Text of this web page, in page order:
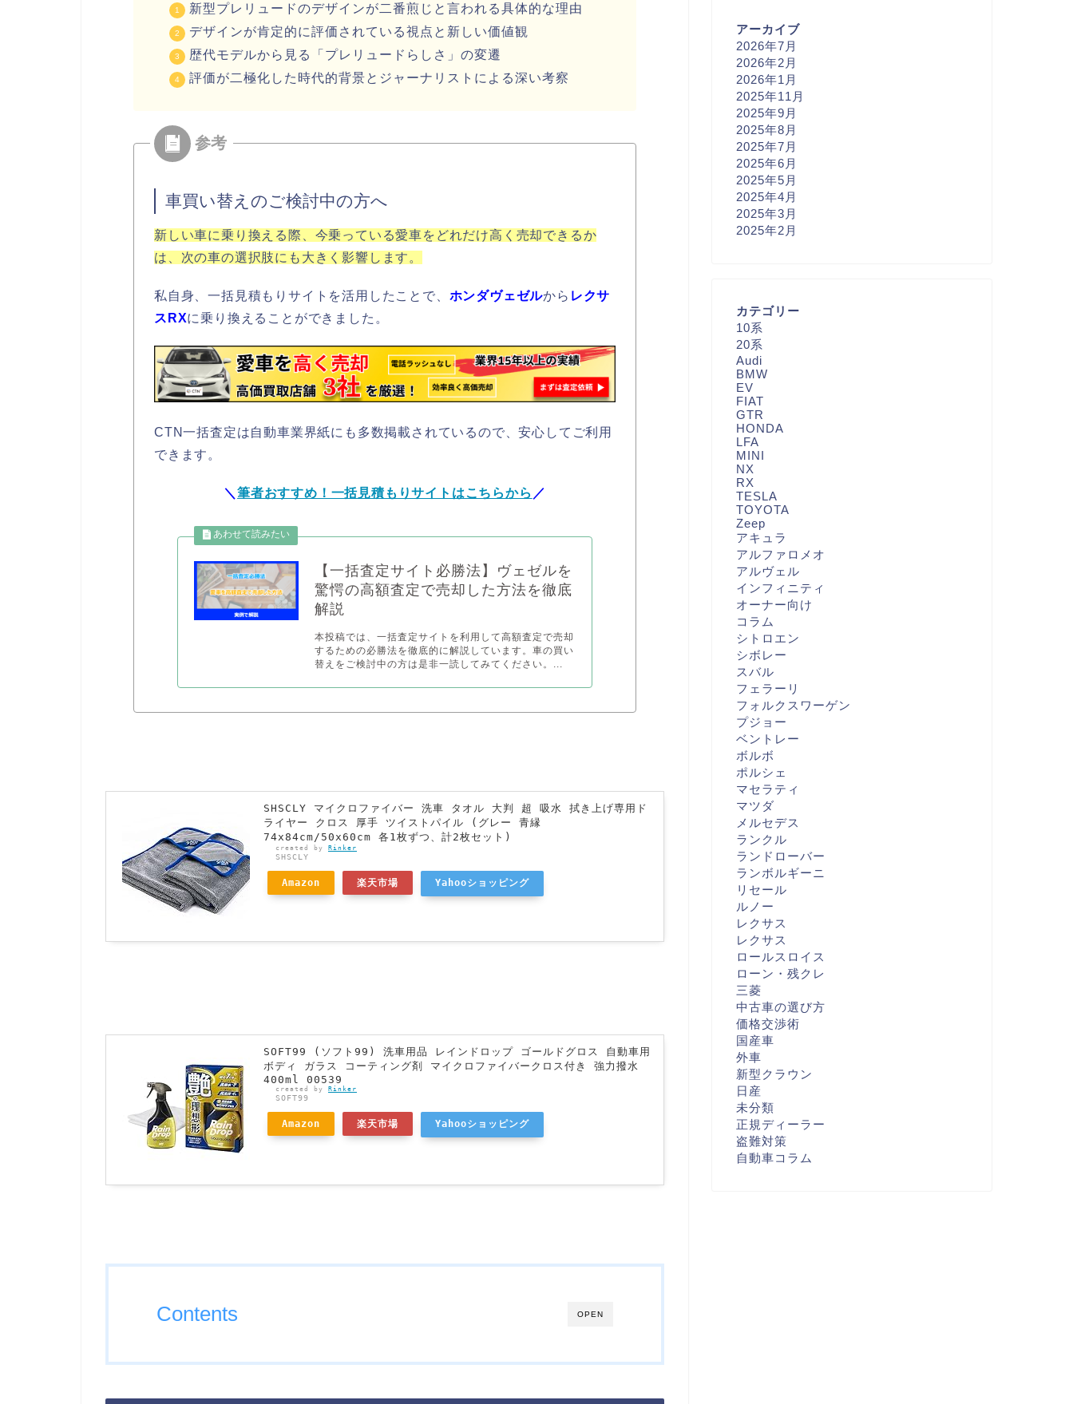
新型プレリュードのデザインが二番煎じと言われる具体的な理由
デザインが肯定的に評価されている視点と新しい価値観
歴代モデルから見る「プレリュードらしさ」の変遷
評価が二極化した時代的背景とジャーナリストによる深い考察
車買い替えのご検討中の方へ
新しい車に乗り換える際、今乗っている愛車をどれだけ高く売却できるか
は、次の車の選択肢にも大きく影響します。
私自身、一括見積もりサイトを活用したことで、 ホンダヴェゼルから レクサ
スRXに乗り換えることができました。
CTN一括査定は自動車業界紙にも多数掲載されているので、安心してご利用
できます。
＼筆者おすすめ！一括見積もりサイトはこちらから ／
【一括査定サイト必勝法】ヴェゼルを
驚愕の高額査定で売却した方法を徹底
解説
本投稿では、一括査定サイトを利用して高額査定で売却
するための必勝法を徹底的に解説しています。車の買い
替えをご検討中の方は是非一読してみてください。...
SHSCLY マイクロファイバー 洗車 タオル 大判 超 吸水 拭き上げ専用ド
ライヤー クロス 厚手 ツイストパイル (グレー 青縁
74x84cm/50x60cm 各1枚ずつ、計2枚セット)
created by Rinker
SHSCLY
Amazon 楽天市場 Yahooショッピング
SOFT99 (ソフト99) 洗車用品 レインドロップ ゴールドグロス 自動車用
ボディ ガラス コーティング剤 マイクロファイバークロス付き 強力撥水
400ml 00539
created by Rinker
SOFT99
Amazon 楽天市場 Yahooショッピング
OPEN
Contents
アーカイブ
2026年7月
2026年2月
2026年1月
2025年11月
2025年9月
2025年8月
2025年7月
2025年6月
2025年5月
2025年4月
2025年3月
2025年2月
カテゴリー
10系
20系
Audi
BMW
EV
FIAT
GTR
HONDA
LFA
MINI
NX
RX
TESLA
TOYOTA
Zeep
アキュラ
アルファロメオ
アルヴェル
インフィニティ
オーナー向け
コラム
シトロエン
シボレー
スバル
フェラーリ
フォルクスワーゲン
プジョー
ベントレー
ボルボ
ポルシェ
マセラティ
マツダ
メルセデス
ランクル
ランドローバー
ランボルギーニ
リセール
ルノー
レクサス
レクサス
ロールスロイス
ローン・残クレ
三菱
中古車の選び方
価格交渉術
国産車
外車
新型クラウン
日産
未分類
正規ディーラー
盗難対策
自動車コラム